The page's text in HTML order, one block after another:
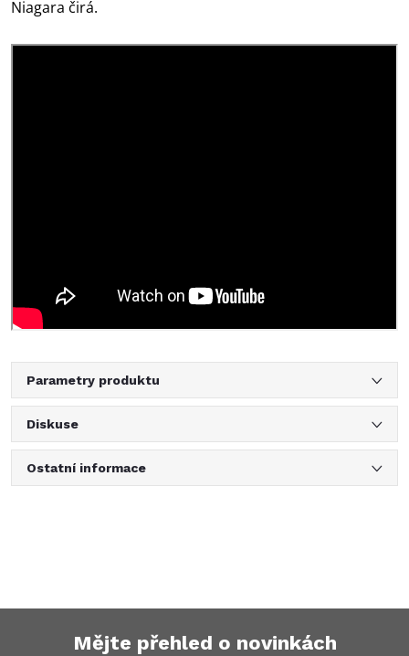
Niagara čirá.
Parametry produktu
Diskuse
Ostatní informace
Mějte přehled o novinkách